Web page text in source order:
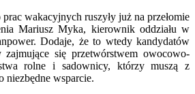
wakacyjnych ruszyły już na przełomie
Mariusz Myka, kierownik oddziału w
Dodaje, że to wtedy kandydatów
się przetwórstwem owocowo-
rolne i sadownicy, którzy muszą z
niezbędne wsparcie.